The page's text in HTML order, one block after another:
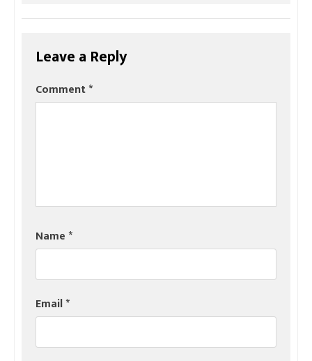
Leave a Reply
Comment*
Name*
Email*